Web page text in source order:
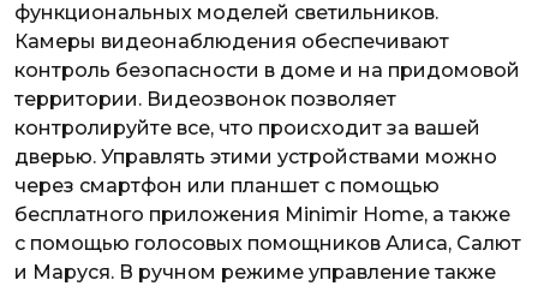
функциональных моделей светильников.
Камеры видеонаблюдения обеспечивают
контроль безопасности в доме и на придомовой
территории. Видеозвонок позволяет
контролируйте все, что происходит за вашей
дверью. Управлять этими устройствами можно
через смартфон или планшет с помощью
бесплатного приложения Minimir Home, а также
с помощью голосовых помощников Алиса, Салют
и Маруся. В ручном режиме управление также